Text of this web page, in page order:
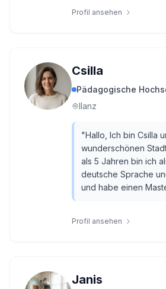
Profil ansehen
Csilla
Pädagogische
Ilanz
"Hallo, Ich bin Csilla
wunderschönen
als 5 Jahren bin ich
deutsche Sprache
und habe einen
Profil ansehen
Janis